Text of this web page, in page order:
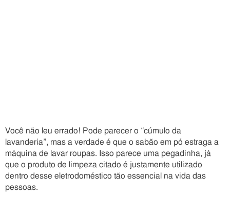
Você não leu errado! Pode parecer o “cúmulo da
lavanderia”, mas a verdade é que o sabão em pó estraga a
máquina de lavar roupas. Isso parece uma pegadinha, já
que o produto de limpeza citado é justamente utilizado
dentro desse eletrodoméstico tão essencial na vida das
pessoas.